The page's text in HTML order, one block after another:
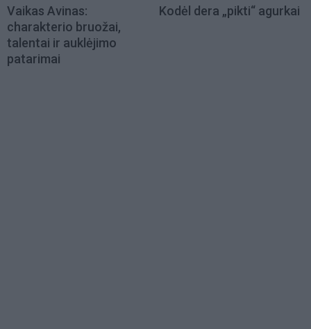
Vaikas Avinas:
charakterio bruožai,
talentai ir auklėjimo
patarimai
Kodėl dera „pikti“ agurkai